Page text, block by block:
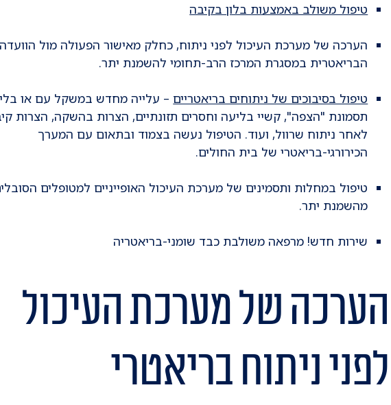
טיפול משולב באמצעות בלון בקיבה
הערכה של מערכת העיכול לפני ניתוח, כחלק מאישור הפעולה מול הוועדה
הבריאטרית במסגרת המרכז הרב-תחומי להשמנת יתר.
טיפול בסיבוכים של ניתוחים בריאטריים – עלייה מחדש במשקל עם או בלי
תסמונת "הצפה", קשיי בליעה וחסרים תזונתיים, הצרות בהשקה, הצרות
לאחר ניתוח שרוול, ועוד. הטיפול נעשה בצמוד ובתאום עם המערך
הכירורגי-בריאטרי של בית החולים.
טיפול במחלות ותסמינים של מערכת העיכול האופייניים למטופלים
מהשמנת יתר.
שירות חדש! מרפאה משולבת כבד שומני-בריאטריה
הערכה של מערכת העיכול
לפני ניתוח בריאטרי